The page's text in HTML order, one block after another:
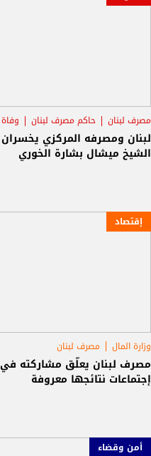
مصرف لبنان حاكم مصرف لبنان وفاة
لبنان ومصرفه المركزي يخسران
الشيخ ميشال بشارة الخوري
إقتصاد
وزارة المال مصرف لبنان
مصرف لبنان يعلّق مشاركته في
إجتماعات نتائجها معروفة
أمن وقضاء